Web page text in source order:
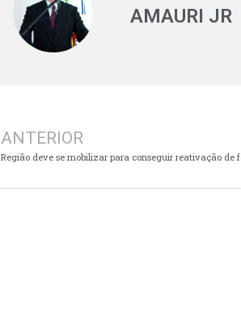
AMAURI JR
ANTERIOR
Região deve se mobilizar para conseguir reativação de